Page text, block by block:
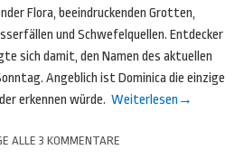
Flora, beeindruckenden Grotten,
und Schwefelquellen. Entdecker
sich damit, den Namen des aktuellen
Angeblich ist Dominica die einzige
erkennen würde. Weiterlesen →
ALLE 3 KOMMENTARE